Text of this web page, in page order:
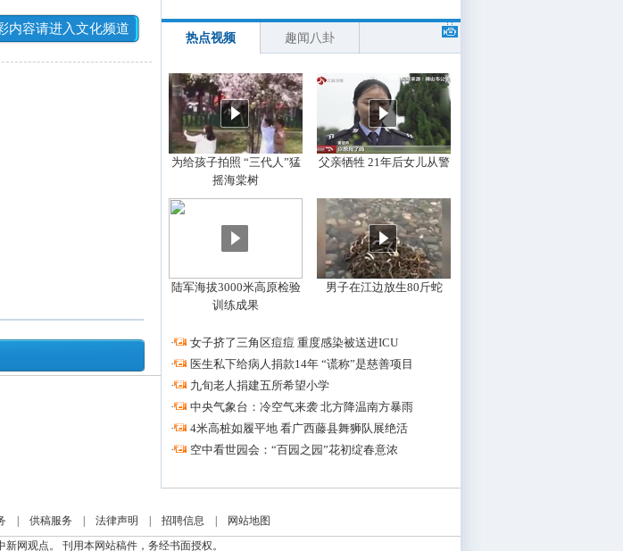
内容请进入文化频道
热点视频 趣闻八卦
为给孩子拍照 “三代人”猛
摇海棠树
父亲牺牲 21年后女儿从警
陆军海拔3000米高原检验
训练成果
男子在江边放生80斤蛇
·
女子挤了三角区痘痘 重度感染被送进ICU
·
医生私下给病人捐款14年 “谎称”是慈善项目
·
九旬老人捐建五所希望小学
·
中央气象台：冷空气来袭 北方降温南方暴雨
·
4米高桩如履平地 看广西藤县舞狮队展绝活
·
空中看世园会：“百园之园”花初绽春意浓
供稿服务 法律声明 招聘信息
网站地图
网观点。 刊用本网站稿件，务经书面授权。